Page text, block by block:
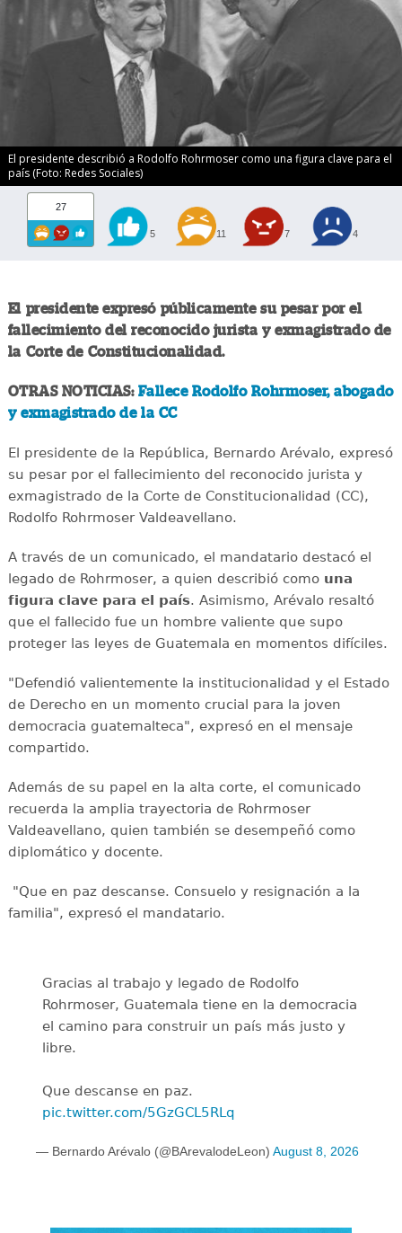
El presidente describió a Rodolfo Rohrmoser como una figura clave para el
país (Foto: Redes Sociales)
27
5 11 7 4
El presidente expresó públicamente su pesar por el
fallecimiento del reconocido jurista y exmagistrado de
la Corte de Constitucionalidad.
OTRAS NOTICIAS: Fallece Rodolfo Rohrmoser, abogado
y exmagistrado de la CC
El presidente de la República, Bernardo Arévalo, expresó
su pesar por el fallecimiento del reconocido jurista y
exmagistrado de la Corte de Constitucionalidad (CC),
Rodolfo Rohrmoser Valdeavellano.
A través de un comunicado, el mandatario destacó el
legado de Rohrmoser, a quien describió comouna
figura clave para el país. Asimismo, Arévalo resaltó
que el fallecido fue un hombre valiente que supo
proteger las leyes de Guatemala en momentos difíciles.
"Defendió valientemente la institucionalidad y el Estado
de Derecho en un momento crucial para la joven
democracia guatemalteca", expresó en el mensaje
compartido.
Además de su papel en la alta corte, el comunicado
recuerda la amplia trayectoria de Rohrmoser
Valdeavellano, quien también se desempeñó como
diplomático y docente.
"Que en paz descanse. Consuelo y resignación a la
familia", expresó el mandatario.
Gracias al trabajo y legado de Rodolfo
Rohrmoser, Guatemala tiene en la democracia
el camino para construir un país más justo y
libre.
Que descanse en paz.
pic.twitter.com/5GzGCL5RLq
— Bernardo Arévalo (@BArevalodeLeon) August 8, 2026